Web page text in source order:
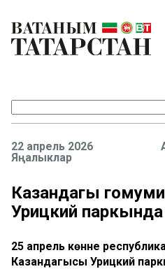
22 апрель 2026
Яңалыклар
Казандагы
Урицкий паркында
25 апрель көнне
Казандагысы Урицкий